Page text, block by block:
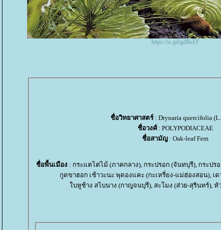
https://is.gd/gdBsEF
ชื่อวิทยาศาสตร์: Drynaria quercifolia
ชื่อวงศ์: POLYPODIACEAE
ชื่อสามัญ: Oak-leaf Fern
ชื่อพื้นเมือง : กระแตไต่ไม้ (ภาคกลาง), กระปรอก (จันทบุรี), กระปร
กูดขาฮอก เช้าวะนะ พุดองแคะ (กะเหรี่ยง-แม่ฮ่องสอน), เ
บหูช้าง สไบนาง (กาญจนบุรี), สะโมง (ส่วย-สุรินทร์), หั